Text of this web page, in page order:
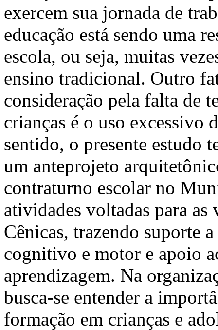
exercem sua jornada de
educação está sendo uma
escola, ou seja, muitas
ensino tradicional. Outro
consideração pela falta de
crianças é o uso excessivo
sentido, o presente estudo
um anteprojeto
contraturno escolar no
atividades voltadas para
Cênicas, trazendo suporte
cognitivo e motor e apoio
aprendizagem. Na
busca-se entender a
formação em crianças e